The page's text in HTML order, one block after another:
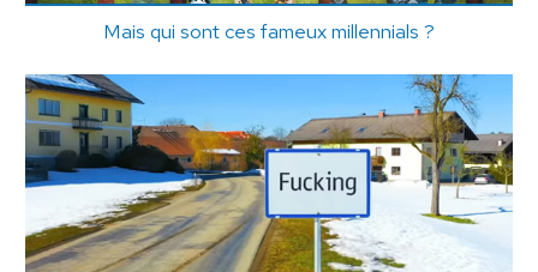
Mais qui sont ces fameux millennials ?